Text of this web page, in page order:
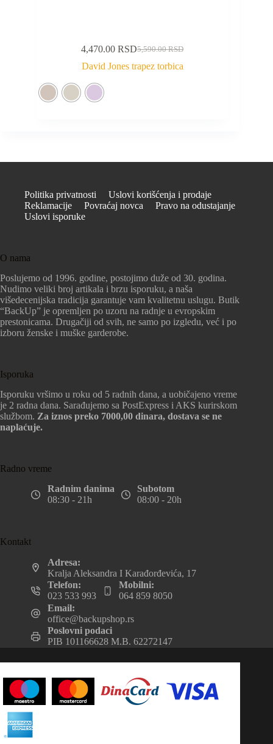
5,590.00RSD
4,470.00RSD
David Jones trapez torbica
Politika privatnosti
Uslovi korišćenja i prodaje
Reklamacije
Povraćaj novca
Pravo na odustajanje
Uslovi isporuke
O nama
Poslujemo od 1996. godine, postojimo duže od 30. godina.
Nudimo veliki broj artikala i brzu isporuku, a naša
višedecenijska tradicija garantuje vam kvalitetnu uslugu. Butik
“BackUp” je opremljen po uzoru na radnje u evropskim
prestonicama. Drugačiji od svih, ne samo po izgledu, već i po
izboru ženske i muške garderobe.
Isporuka
Isporuku vršimo u roku od 5 radnih dana, a uobičajeno vreme
je 2 radna dana. Sarađujemo sa PostExpress i AKS kurirskom
službom. Za iznos preko 7000,00 dinara, dostava se ne
naplaćuje.
Radno vreme
Radnim danima
08:30 - 21h
Subotom
08:00 - 20h
Kontakt
Adresa:
Kralja Aleksandra I Karađorđevića, 17
Telefon:
023 533 993
Mobilni:
064 859 8050
Email:
office@backupshop.rs
Poslovni podaci
PIB 101166628 M.B. 62272147